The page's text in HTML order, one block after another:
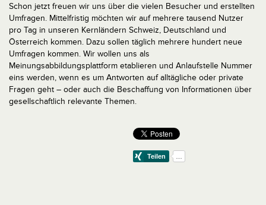
Schon jetzt freuen wir uns über die vielen Besucher und erstellten
Umfragen. Mittelfristig möchten wir auf mehrere tausend Nutzer
pro Tag in unseren Kernländern Schweiz, Deutschland und
Österreich kommen. Dazu sollen täglich mehrere hundert neue
Umfragen kommen. Wir wollen uns als
Meinungsabbildungsplattform etablieren und Anlaufstelle Nummer
eins werden, wenn es um Antworten auf alltägliche oder private
Fragen geht – oder auch die Beschaffung von Informationen über
gesellschaftlich relevante Themen.